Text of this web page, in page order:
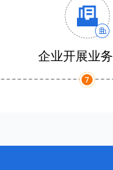
企业开展业务